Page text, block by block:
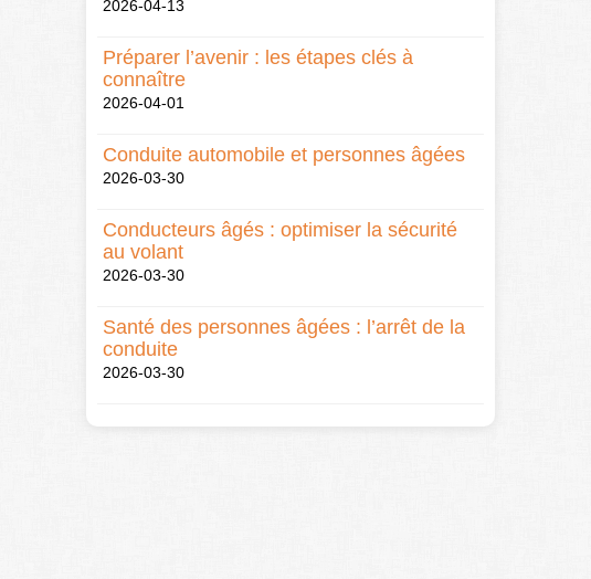
2026-04-13
Préparer l’avenir : les étapes clés à
connaître
2026-04-01
Conduite automobile et personnes âgées
2026-03-30
Conducteurs âgés : optimiser la sécurité
au volant
2026-03-30
Santé des personnes âgées : l’arrêt de la
conduite
2026-03-30